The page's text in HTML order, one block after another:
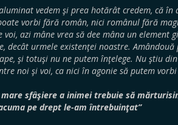
vedem şi prea hotărât credem, că în
vorbi fără român, nici românul fără
voi, azi mâne vrea să dee mâna un element
decât urmele existenţei noastre. Amândouă
şi totuşi nu ne putem înţelege. Nu ştiu
noi şi voi, ca nici în agonie să putem
sfâşiere a inimei trebuie să
pe drept le-am întrebuinţat”